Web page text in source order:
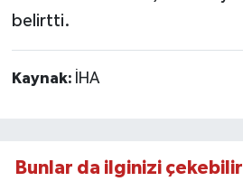
belirtti.
Kaynak: İHA
Bunlar da ilginizi çekebilir